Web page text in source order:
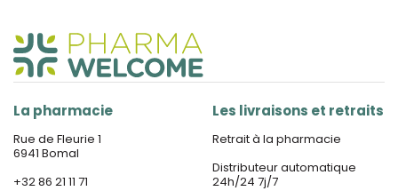
La pharmacie
Rue de Fleurie 1
6941 Bomal
+32 86 21 11 71
Les livraisons et retraits
Retrait à la pharmacie
Distributeur automatique
24h/24 7j/7